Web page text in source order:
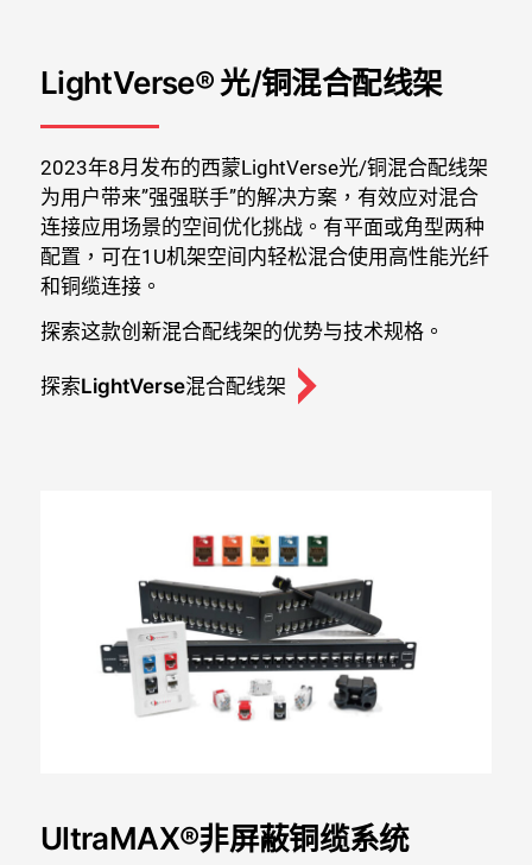
LightVerse® 光/铜混合配线架
2023年8月发布的西蒙LightVerse光/铜混合配线架
为用户带来”强强联手”的解决方案，有效应对混合
连接应用场景的空间优化挑战。有平面或角型两种
配置，可在1U机架空间内轻松混合使用高性能光纤
和铜缆连接。
探索这款创新混合配线架的优势与技术规格。
探索LightVerse混合配线架
UltraMAX®非屏蔽铜缆系统